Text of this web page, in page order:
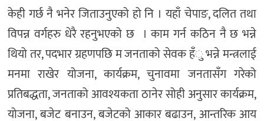
केही गर्छ नै भनेर जिताउनुएको हो नि । यहाँ चेपाङ, दलित तथा
विपन्न वर्गहरु धेरै रहनुभएको छ । काम गर्न कठिन नै छ भन्ने
थियो तर, पदभार ग्रहणपछि म जनताको सेवक हँु भन्ने मन्त्रलाई
मनमा राखेर योजना, कार्यक्रम, चुनावमा जनतासँग गरेको
प्रतिबद्धता, जनताको आवश्यकता ठानेर सोही अनुसार कार्यक्रम,
योजना, बजेट बनाउन, बजेटको आकार बढाउन, आन्तरिक आय